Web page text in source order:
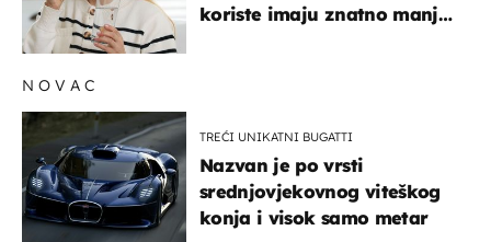
koriste imaju znatno manji
NOVAC
TREĆI UNIKATNI BUGATTI
Nazvan je po vrsti
srednjovjekovnog viteškog
konja i visok samo metar